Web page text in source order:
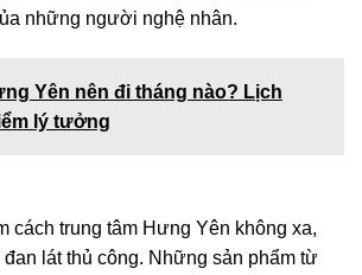
những người nghệ nhân.
Yên nên đi tháng nào? Lịch
lý tưởng
cách trung tâm Hưng Yên không xa,
lát thủ công. Những sản phẩm từ